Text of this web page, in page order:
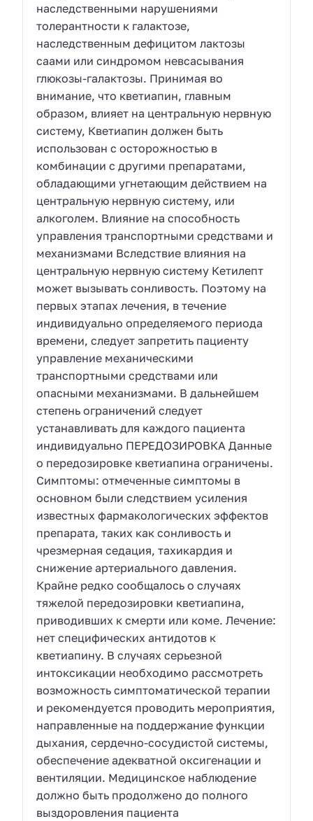
наследственными нарушениями
толерантности к галактозе,
наследственным дефицитом лактозы
саами или синдромом невсасывания
глюкозы-галактозы. Принимая во
внимание, что кветиапин, главным
образом, влияет на центральную нервную
систему, Кветиапин должен быть
использован с осторожностью в
комбинации с другими препаратами,
обладающими угнетающим действием на
центральную нервную систему, или
алкоголем. Влияние на способность
управления транспортными средствами и
механизмами Вследствие влияния на
центральную нервную систему Кетилепт
может вызывать сонливость. Поэтому на
первых этапах лечения, в течение
индивидуально определяемого периода
времени, следует запретить пациенту
управление механическими
транспортными средствами или
опасными механизмами. В дальнейшем
степень ограничений следует
устанавливать для каждого пациента
индивидуально ПЕРЕДОЗИРОВКА Данные
о передозировке кветиапина ограничены.
Симптомы: отмеченные симптомы в
основном были следствием усиления
известных фармакологических эффектов
препарата, таких как сонливость и
чрезмерная седация, тахикардия и
снижение артериального давления.
Крайне редко сообщалось о случаях
тяжелой передозировки кветиапина,
приводивших к смерти или коме. Лечение:
нет специфических антидотов к
кветиапину. В случаях серьезной
интоксикации необходимо рассмотреть
возможность симптоматической терапии
и рекомендуется проводить мероприятия,
направленные на поддержание функции
дыхания, сердечно-сосудистой системы,
обеспечение адекватной оксигенации и
вентиляции. Медицинское наблюдение
должно быть продолжено до полного
выздоровления пациента